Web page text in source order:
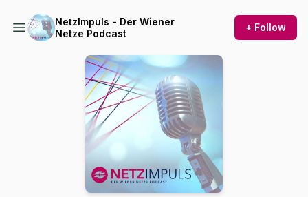
NetzImpuls - Der Wiener
Netze Podcast
+ Follow